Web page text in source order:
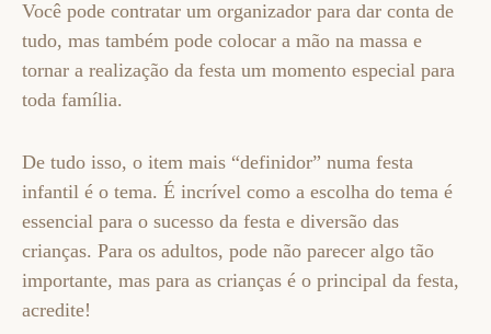
Você pode contratar um organizador para dar conta de
tudo, mas também pode colocar a mão na massa e
tornar a realização da festa um momento especial para
toda família.
De tudo isso, o item mais “definidor” numa festa
infantil é o tema. É incrível como a escolha do tema é
essencial para o sucesso da festa e diversão das
crianças. Para os adultos, pode não parecer algo tão
importante, mas para as crianças é o principal da festa,
acredite!